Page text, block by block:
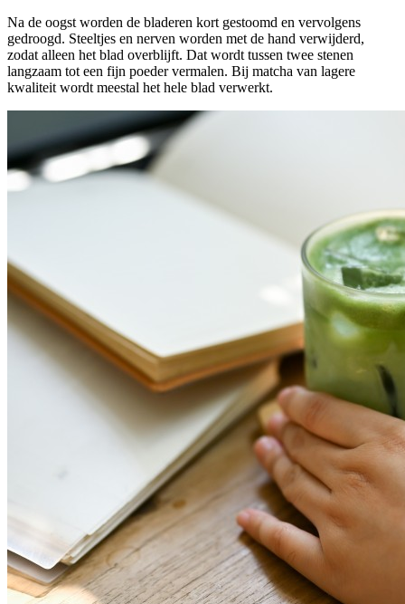
Na de oogst worden de bladeren kort gestoomd en vervolgens
gedroogd. Steeltjes en nerven worden met de hand verwijderd,
zodat alleen het blad overblijft. Dat wordt tussen twee stenen
langzaam tot een fijn poeder vermalen. Bij matcha van lagere
kwaliteit wordt meestal het hele blad verwerkt.